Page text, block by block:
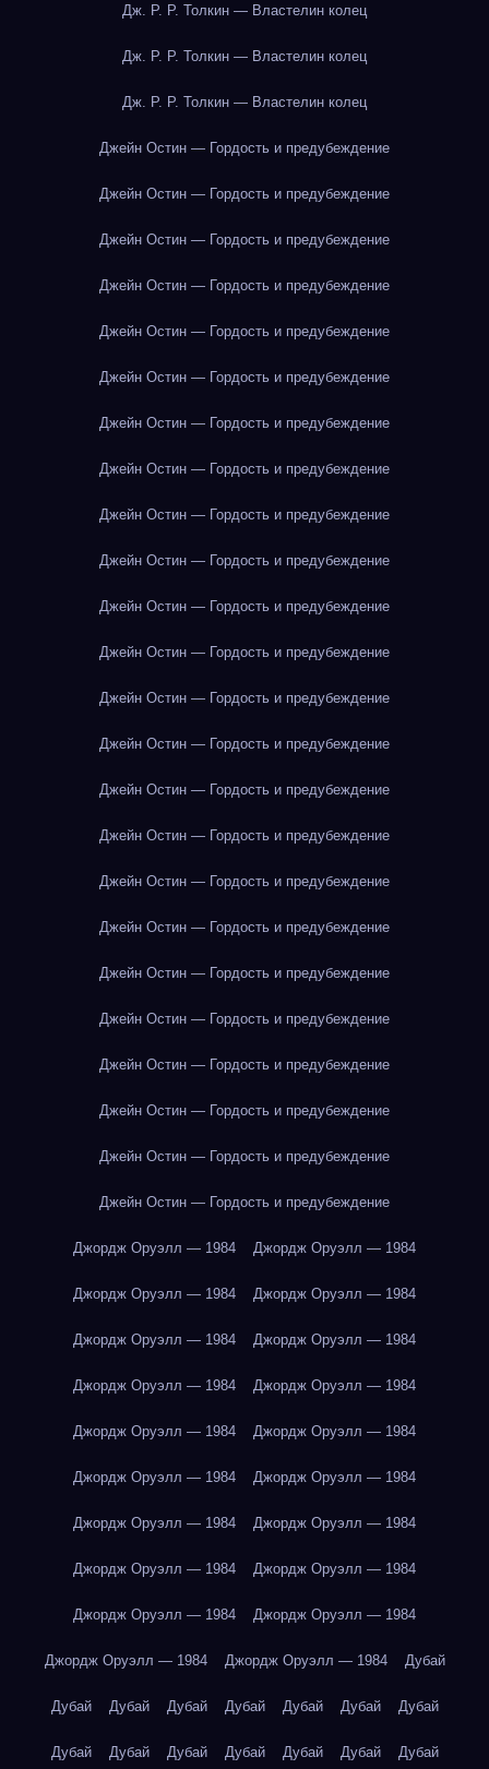
Дж. Р. Р. Толкин — Властелин колец
Дж. Р. Р. Толкин — Властелин колец
Дж. Р. Р. Толкин — Властелин колец
Джейн Остин — Гордость и предубеждение
Джейн Остин — Гордость и предубеждение
Джейн Остин — Гордость и предубеждение
Джейн Остин — Гордость и предубеждение
Джейн Остин — Гордость и предубеждение
Джейн Остин — Гордость и предубеждение
Джейн Остин — Гордость и предубеждение
Джейн Остин — Гордость и предубеждение
Джейн Остин — Гордость и предубеждение
Джейн Остин — Гордость и предубеждение
Джейн Остин — Гордость и предубеждение
Джейн Остин — Гордость и предубеждение
Джейн Остин — Гордость и предубеждение
Джейн Остин — Гордость и предубеждение
Джейн Остин — Гордость и предубеждение
Джейн Остин — Гордость и предубеждение
Джейн Остин — Гордость и предубеждение
Джейн Остин — Гордость и предубеждение
Джейн Остин — Гордость и предубеждение
Джейн Остин — Гордость и предубеждение
Джейн Остин — Гордость и предубеждение
Джейн Остин — Гордость и предубеждение
Джейн Остин — Гордость и предубеждение
Джейн Остин — Гордость и предубеждение
Джордж Оруэлл — 1984 Джордж Оруэлл — 1984
Джордж Оруэлл — 1984 Джордж Оруэлл — 1984
Джордж Оруэлл — 1984 Джордж Оруэлл — 1984
Джордж Оруэлл — 1984 Джордж Оруэлл — 1984
Джордж Оруэлл — 1984 Джордж Оруэлл — 1984
Джордж Оруэлл — 1984 Джордж Оруэлл — 1984
Джордж Оруэлл — 1984 Джордж Оруэлл — 1984
Джордж Оруэлл — 1984 Джордж Оруэлл — 1984
Джордж Оруэлл — 1984 Джордж Оруэлл — 1984
Джордж Оруэлл — 1984 Джордж Оруэлл — 1984 Дубай
Дубай Дубай Дубай Дубай Дубай Дубай Дубай
Дубай Дубай Дубай Дубай Дубай Дубай Дубай